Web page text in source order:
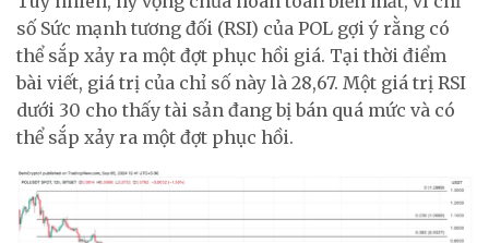
số Sức mạnh tương đối (RSI) của POL gợi ý rằng có
thể sắp xảy ra một đợt phục hồi giá. Tại thời điểm
bài viết, giá trị của chỉ số này là 28,67. Một giá trị RSI
dưới 30 cho thấy tài sản đang bị bán quá mức và có
thể sắp xảy ra một đợt phục hồi.